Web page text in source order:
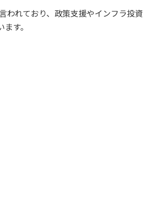
われており、政策支援やインフラ投資
す。